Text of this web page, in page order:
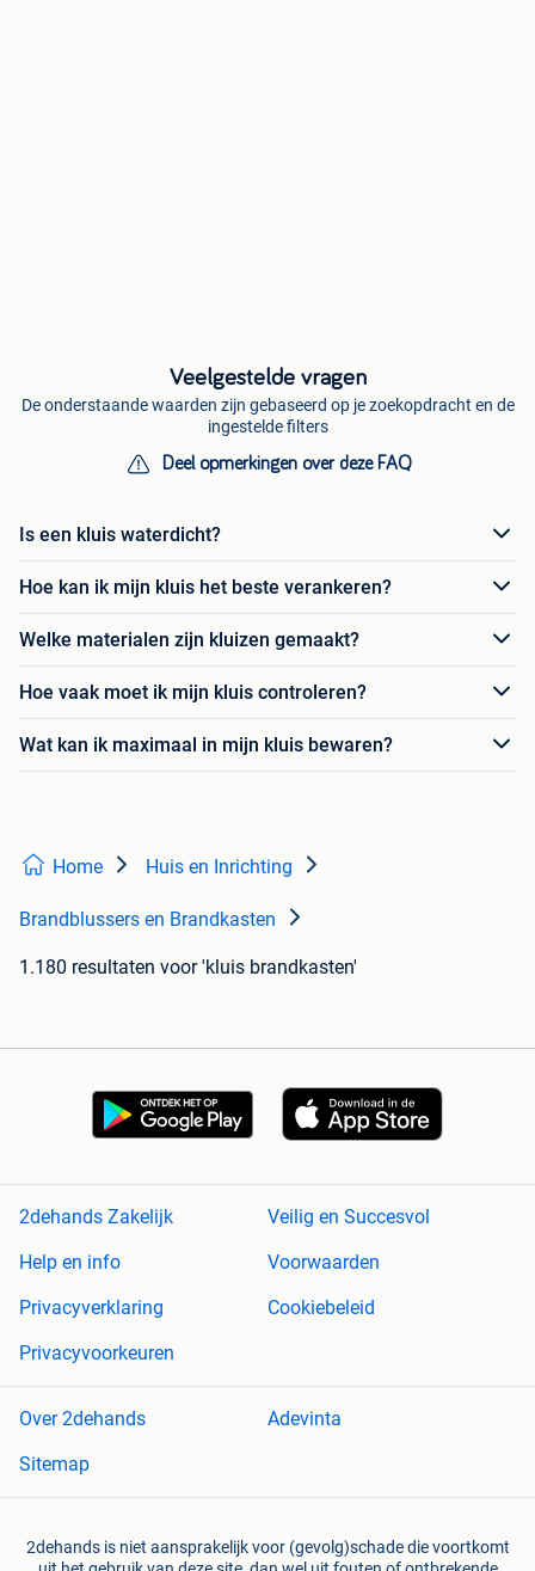
Veelgestelde vragen
De onderstaande waarden zijn gebaseerd op je zoekopdracht en de
ingestelde filters
Deel opmerkingen over deze FAQ
Is een kluis waterdicht?
Hoe kan ik mijn kluis het beste verankeren?
Welke materialen zijn kluizen gemaakt?
Hoe vaak moet ik mijn kluis controleren?
Wat kan ik maximaal in mijn kluis bewaren?
Home Huis en Inrichting
Brandblussers en Brandkasten
1.180 resultaten voor 'kluis brandkasten'
2dehands Zakelijk
Veilig en Succesvol
Help en info
Voorwaarden
Privacyverklaring
Cookiebeleid
Privacyvoorkeuren
Over 2dehands
Adevinta
Sitemap
2dehands is niet aansprakelijk voor (gevolg)schade die voortkomt